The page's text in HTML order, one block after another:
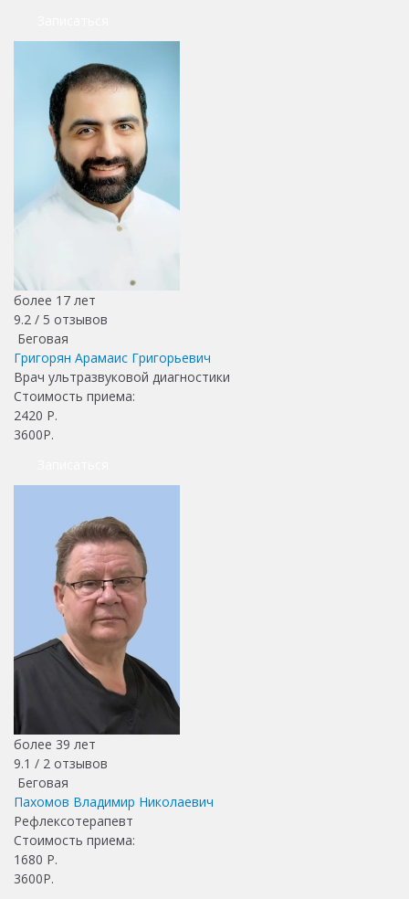
более 17 лет
9.2 / 5 отзывов
Беговая
Григорян Арамаис Григорьевич
Врач ультразвуковой диагностики
Стоимость приема:
2420 Р.
3600Р.
более 39 лет
9.1 / 2 отзывов
Беговая
Пахомов Владимир Николаевич
Рефлексотерапевт
Стоимость приема:
1680 Р.
3600Р.